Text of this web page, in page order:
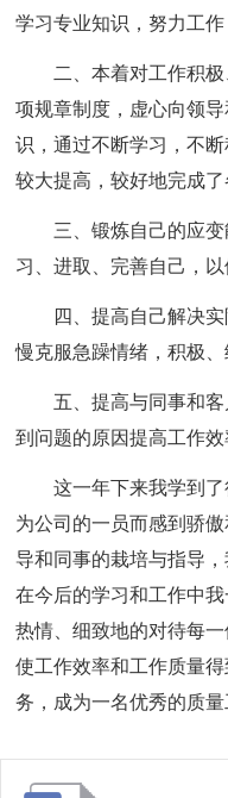
学习专业知识，努力工
二、本着对工作积
项规章制度，虚心向领
识，通过不断学习，不
较大提高，较好地完成了
三、锻炼自己的应
习、进取、完善自己，
四、提高自己解决
慢克服急躁情绪，积极
五、提高与同事和
到问题的原因提高工作效
这一年下来我学到
为公司的一员而感到骄
导和同事的栽培与指导
在今后的学习和工作中
热情、细致地的对待每
使工作效率和工作质量
务，成为一名优秀的质量